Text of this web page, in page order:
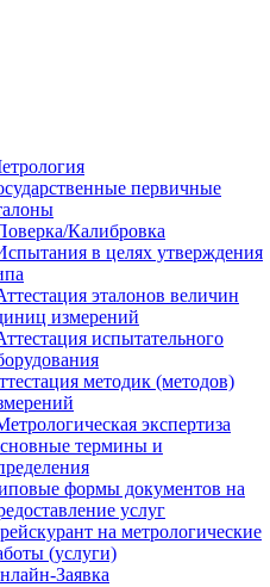
первичные
Калибровка
в целях утверждения
эталонов величин
измерений
испытательного
методик (методов)
экспертиза
термины и
формы документов на
услуг
на метрологические
(услуги)
Заявка